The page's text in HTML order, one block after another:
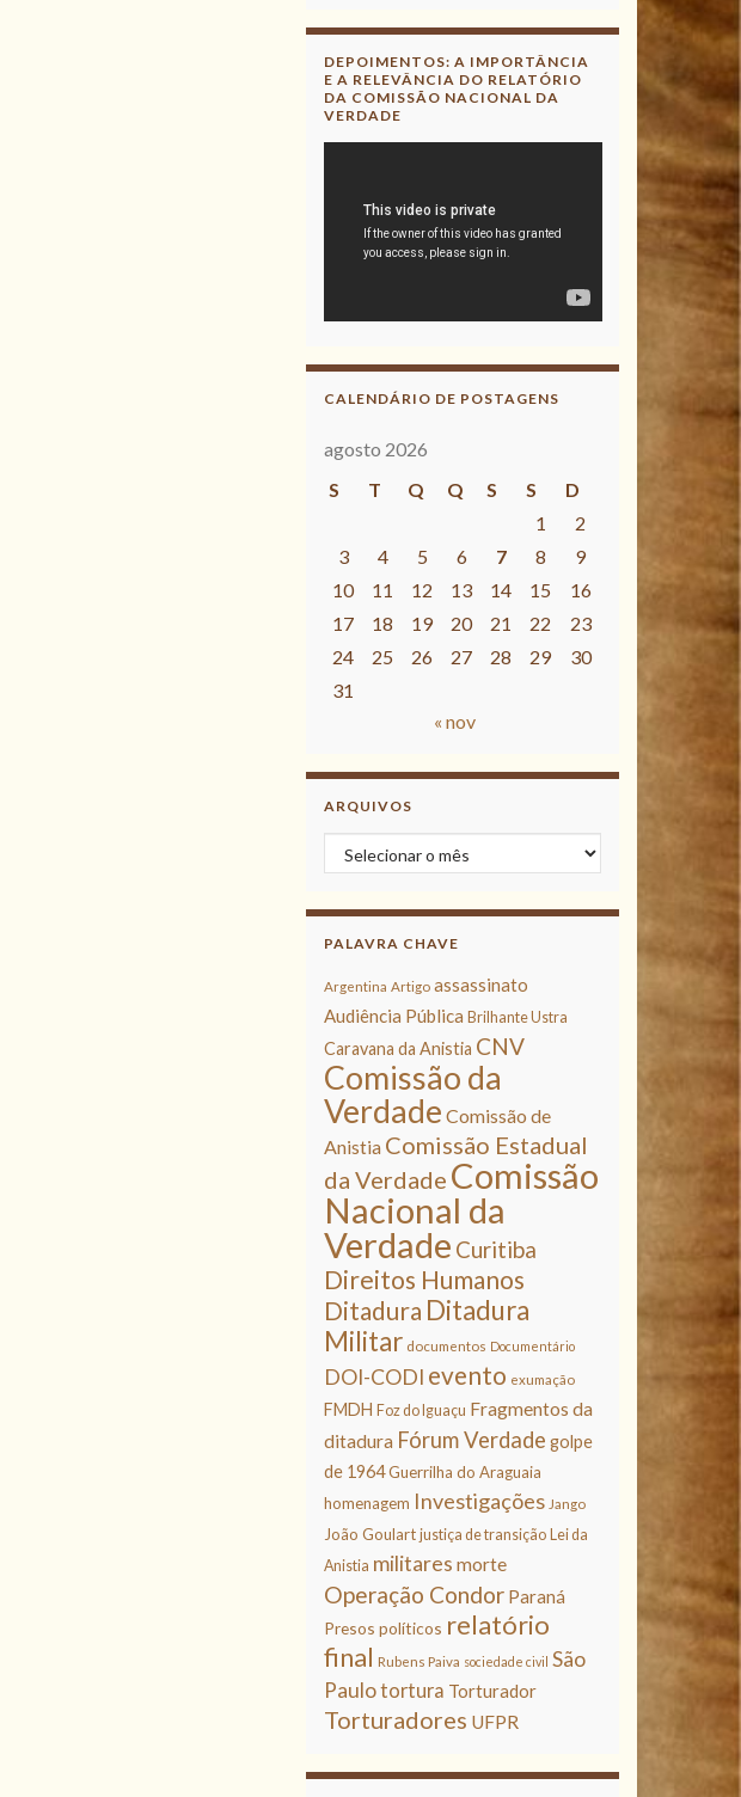
DEPOIMENTOS: A IMPORTÂNCIA
E A RELEVÂNCIA DO RELATÓRIO
DA COMISSÃO NACIONAL DA
VERDADE
CALENDÁRIO DE POSTAGENS
agosto 2026
S
T Q Q S S
D
1
2
3
4 5 6 7 8
9
10
11 12 13 14 15
16
17
18 19 20 21 22
23
24
25 26 27 28 29
30
31
« nov
ARQUIVOS
Arquivos
PALAVRA CHAVE
Argentina Artigo assassinato
Audiência Pública Brilhante Ustra
Caravana da Anistia CNV
Comissão da
Verdade Comissão de
Anistia Comissão Estadual
da Verdade Comissão
Nacional da
Verdade Curitiba
Direitos Humanos
Ditadura Ditadura
Militar documentos Documentário
DOI-CODI evento exumação
FMDH Foz do Iguaçu Fragmentos da
ditadura Fórum Verdade golpe
de 1964 Guerrilha do Araguaia
homenagem Investigações Jango
João Goulart justiça de transição Lei da
Anistia militares morte
Operação Condor Paraná
Presos políticos relatório
final Rubens Paiva sociedade civil São
Paulotortura Torturador
Torturadores UFPR